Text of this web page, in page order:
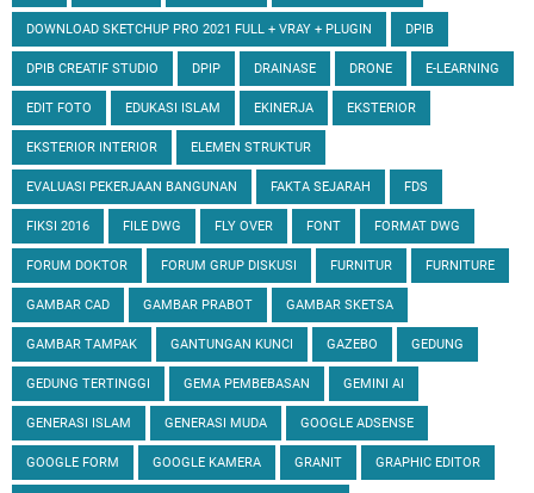
DOWNLOAD SKETCHUP PRO 2021 FULL + VRAY + PLUGIN DPIB
DPIB CREATIF STUDIO DPIP DRAINASE DRONE E-LEARNING
EDIT FOTO EDUKASI ISLAM EKINERJA EKSTERIOR
EKSTERIOR INTERIOR ELEMEN STRUKTUR
EVALUASI PEKERJAAN BANGUNAN FAKTA SEJARAH FDS
FIKSI 2016 FILE DWG FLY OVER FONT FORMAT DWG
FORUM DOKTOR FORUM GRUP DISKUSI FURNITUR FURNITURE
GAMBAR CAD GAMBAR PRABOT GAMBAR SKETSA
GAMBAR TAMPAK GANTUNGAN KUNCI GAZEBO GEDUNG
GEDUNG TERTINGGI GEMA PEMBEBASAN GEMINI AI
GENERASI ISLAM GENERASI MUDA GOOGLE ADSENSE
GOOGLE FORM GOOGLE KAMERA GRANIT GRAPHIC EDITOR